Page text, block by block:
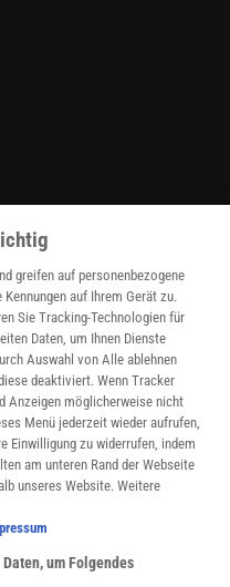
greifen auf personenbezogene
auf Ihrem Gerät zu.
Sie Tracking-Technologien für
Daten, um Ihnen Dienste
Auswahl von Alle ablehnen
deaktiviert. Wenn Tracker
Anzeigen möglicherweise nicht
Menü jederzeit wieder aufrufen,
Einwilligung zu widerrufen, indem
am unteren Rand der Webseite
unseres Website. Weitere
um Folgendes